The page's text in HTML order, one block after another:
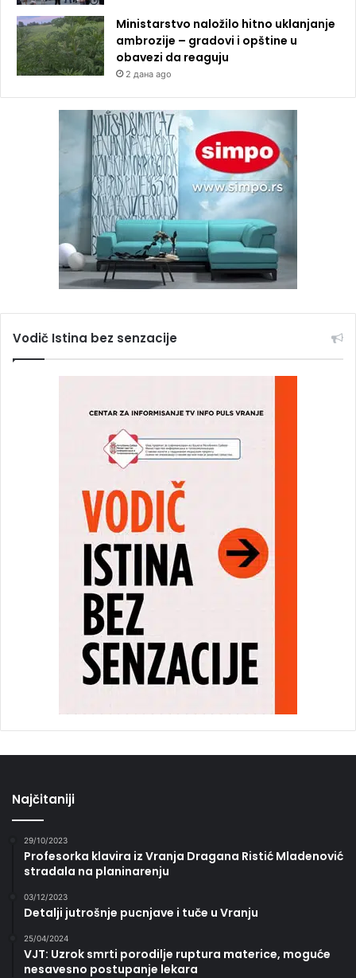
Ministarstvo naložilo hitno uklanjanje
ambrozije – gradovi i opštine u
obavezi da reaguju
2 дана ago
Vodič Istina bez senzacije
Najčitaniji
29/10/2023
Profesorka klavira iz Vranja Dragana Ristić Mladenović
stradala na planinarenju
03/12/2023
Detalji jutrošnje pucnjave i tuče u Vranju
25/04/2024
VJT: Uzrok smrti porodilje ruptura materice, moguće
nesavesno postupanje lekara